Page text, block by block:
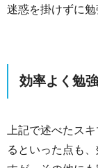
迷惑を掛けずに勉
効率よく勉
上記で述べたス
るといった点も